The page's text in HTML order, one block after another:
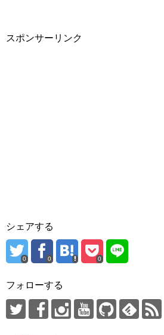
スポンサーリンク
シェアする
0 0 0
フォローする